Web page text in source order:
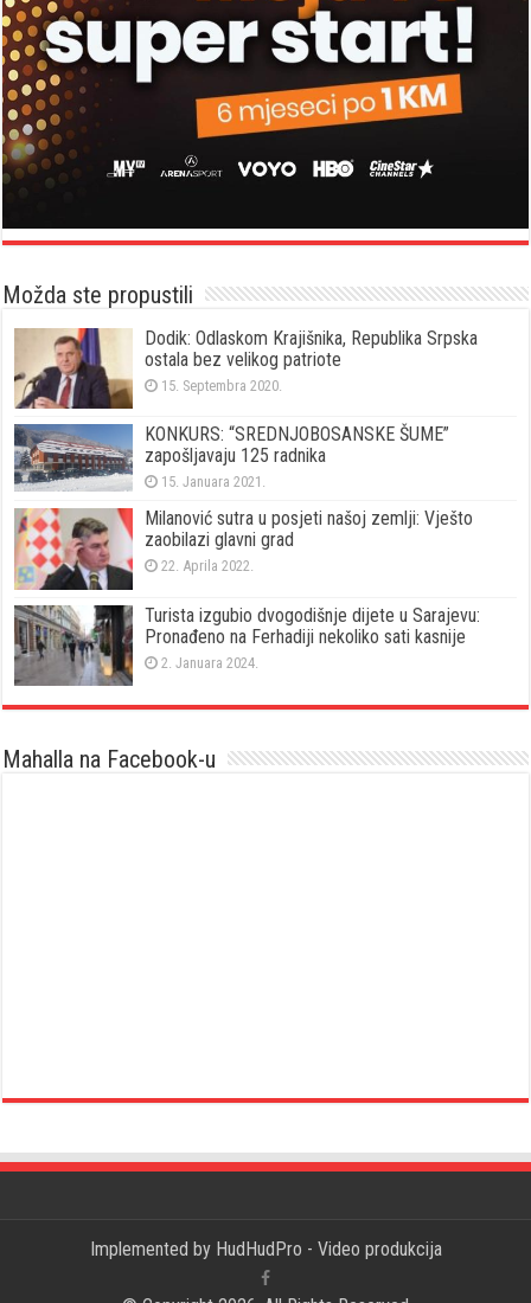
Možda ste propustili
Dodik: Odlaskom Krajišnika, Republika Srpska
ostala bez velikog patriote
15. Septembra 2020.
KONKURS: “SREDNJOBOSANSKE ŠUME”
zapošljavaju 125 radnika
15. Januara 2021.
Milanović sutra u posjeti našoj zemlji: Vješto
zaobilazi glavni grad
22. Aprila 2022.
Turista izgubio dvogodišnje dijete u Sarajevu:
Pronađeno na Ferhadiji nekoliko sati kasnije
2. Januara 2024.
Mahalla na Facebook-u
Implemented by HudHudPro - Video produkcija